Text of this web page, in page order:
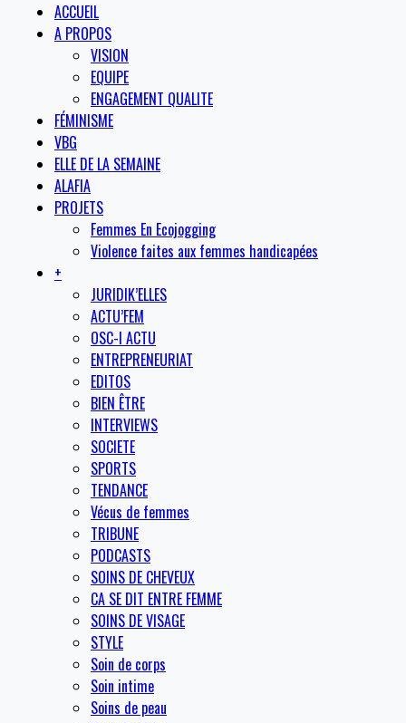
ACCUEIL
A PROPOS
VISION
EQUIPE
ENGAGEMENT QUALITE
FÉMINISME
VBG
ELLE DE LA SEMAINE
ALAFIA
PROJETS
Femmes En Ecojogging
Violence faites aux femmes handicapées
+
JURIDIK’ELLES
ACTU’FEM
OSC-I ACTU
ENTREPRENEURIAT
EDITOS
BIEN ÊTRE
INTERVIEWS
SOCIETE
SPORTS
TENDANCE
Vécus de femmes
TRIBUNE
PODCASTS
SOINS DE CHEVEUX
CA SE DIT ENTRE FEMME
SOINS DE VISAGE
STYLE
Soin de corps
Soin intime
Soins de peau